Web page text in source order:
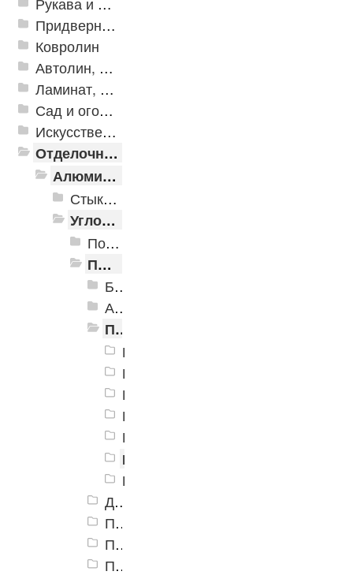
Придверные решетки
Ковролин
Автолин, Транслин, Линолеум
Ламинат, Кварцвиниловая плитка SPC
Сад и огород
Искусственная трава
Отделочные профили
Алюминиевые пороги
Стыкоперекрывающие алюминиевые пороги
Угловые алюминиевые пороги
Пороги алюминиевые ПУ-01 24x10 мм
Пороги алюминиевые ПУ-02 54x41,8 мм
Без покрытия
Анодирование
Полимерно-порошковое окрашивание
Пороги алюминиевые ПУ-02
Пороги алюминиевые ПУ-02
Пороги алюминиевые ПУ-02
Пороги алюминиевые ПУ-02
Пороги алюминиевые ПУ-02
Пороги алюминиевые ПУ-02
Пороги алюминиевые ПУ-02
Декоративное покрытие
Пороги алюминиевые ПУ-02 54x41,8 мм, бамбук
Пороги алюминиевые ПУ-02 54x41,8 мм, бук
Пороги алюминиевые ПУ-02 54x41,8 мм, бук кантри